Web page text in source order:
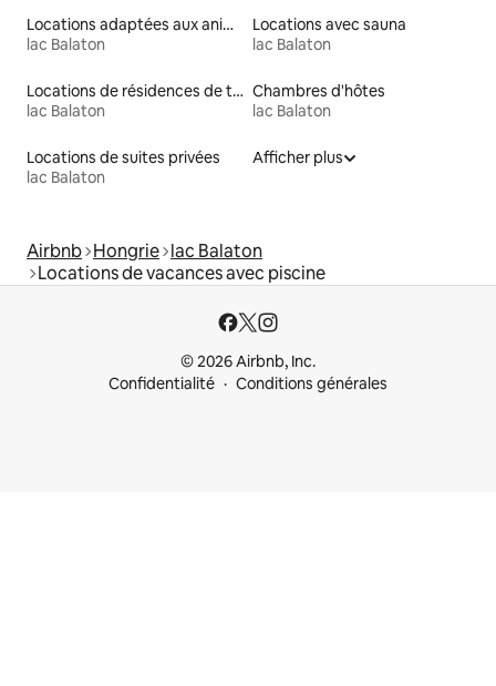
Locations adaptées aux animaux
lac Balaton
Locations avec sauna
lac Balaton
Locations de résidences de tourisme
lac Balaton
Chambres d'hôtes
lac Balaton
Locations de suites privées
lac Balaton
Afficher plus
Airbnb Hongrie lac Balaton
Locations de vacances avec piscine
© 2026 Airbnb, Inc.
Confidentialité
Conditions générales